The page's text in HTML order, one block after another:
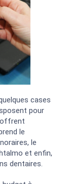
cases
pour
offrent
le
le
et enfin,
dentaires.